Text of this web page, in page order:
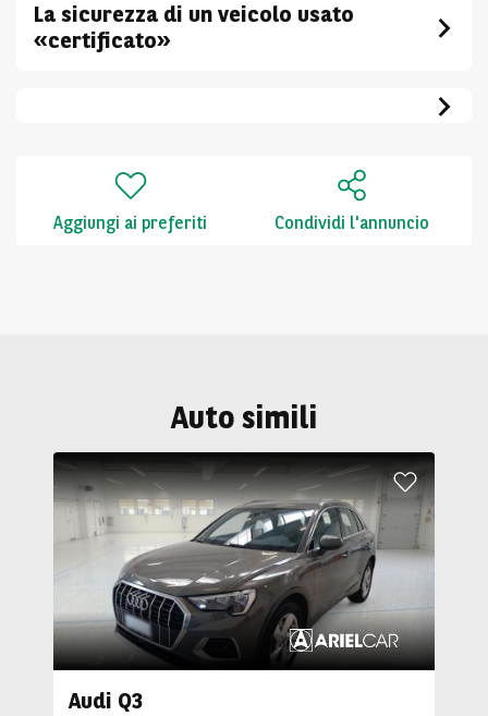
La sicurezza di un veicolo usato
«certificato»
Aggiungi ai preferiti Condividi l'annuncio
Auto simili
Audi Q3